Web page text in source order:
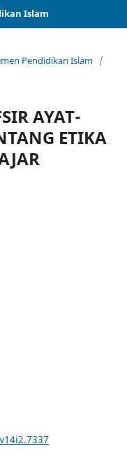
Islam
Pendidikan Islam /
AYAT-
ETIKA